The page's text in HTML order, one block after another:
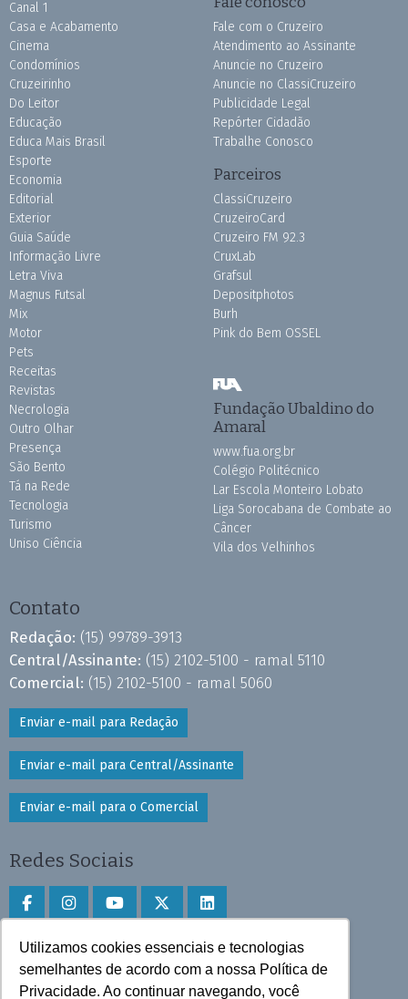
Utilizamos cookies essenciais e tecnologias
semelhantes de acordo com a nossa Política de
Privacidade. Ao continuar navegando, você
Canal 1
Casa e Acabamento
Cinema
Condomínios
Cruzeirinho
Do Leitor
Educação
Educa Mais Brasil
Esporte
Economia
Editorial
Exterior
Guia Saúde
Informação Livre
Letra Viva
Magnus Futsal
Mix
Motor
Pets
Receitas
Revistas
Necrologia
Outro Olhar
Presença
São Bento
Tá na Rede
Tecnologia
Turismo
Uniso Ciência
Fale com o Cruzeiro
Atendimento ao Assinante
Anuncie no Cruzeiro
Anuncie no ClassiCruzeiro
Publicidade Legal
Repórter Cidadão
Trabalhe Conosco
Parceiros
ClassiCruzeiro
CruzeiroCard
Cruzeiro FM 92.3
CruxLab
Grafsul
Depositphotos
Burh
Pink do Bem OSSEL
Fundação Ubaldino do
Amaral
www.fua.org.br
Colégio Politécnico
Lar Escola Monteiro Lobato
Liga Sorocabana de Combate ao
Câncer
Vila dos Velhinhos
Contato
Redação: (15) 99789-3913
Central/Assinante: (15) 2102-5100 - ramal 5110
Comercial: (15) 2102-5100 - ramal 5060
Enviar e-mail para Redação
Enviar e-mail para Central/Assinante
Enviar e-mail para o Comercial
Redes Sociais
Faça download do aplicativo
Play Store e App Store